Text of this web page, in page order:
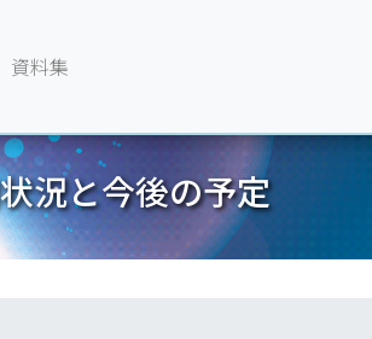
資料集
況と今後の予定